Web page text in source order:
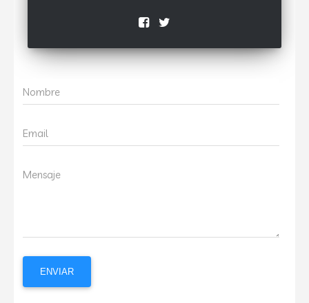
Nombre
Email
Mensaje